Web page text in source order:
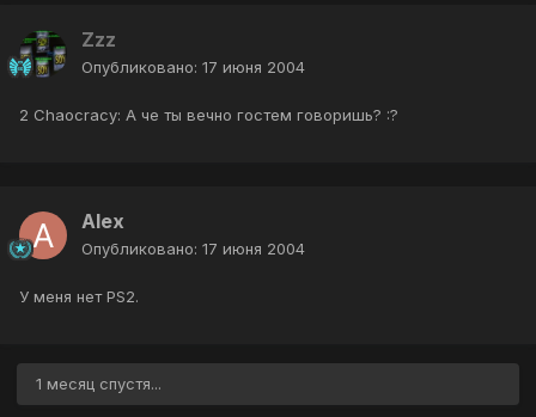
Zzz
Опубликовано: 17 июня 2004
2 Chaocracy: А че ты вечно гостем говоришь? :?
Alex
Опубликовано: 17 июня 2004
У меня нет PS2.
1 месяц спустя...